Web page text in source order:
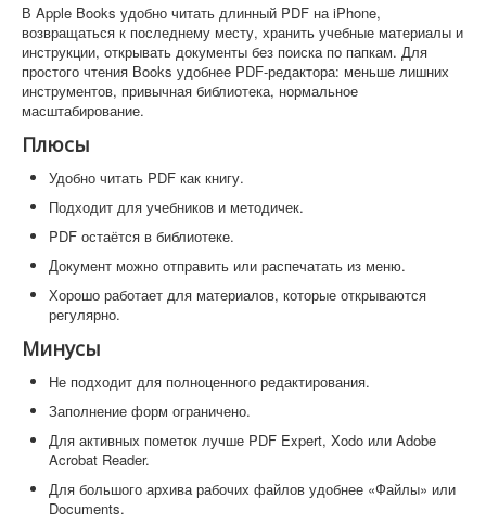
В Apple Books удобно читать длинный PDF на iPhone,
возвращаться к последнему месту, хранить учебные материалы и
инструкции, открывать документы без поиска по папкам. Для
простого чтения Books удобнее PDF-редактора: меньше лишних
инструментов, привычная библиотека, нормальное
масштабирование.
Плюсы
Удобно читать PDF как книгу.
Подходит для учебников и методичек.
PDF остаётся в библиотеке.
Документ можно отправить или распечатать из меню.
Хорошо работает для материалов, которые открываются
регулярно.
Минусы
Не подходит для полноценного редактирования.
Заполнение форм ограничено.
Для активных пометок лучше PDF Expert, Xodo или Adobe
Acrobat Reader.
Для большого архива рабочих файлов удобнее «Файлы» или
Documents.